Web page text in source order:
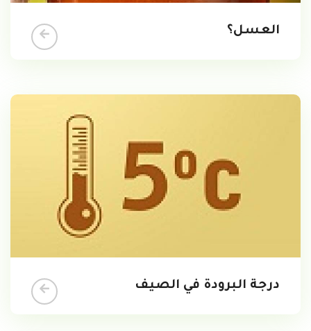
العسل؟
درجة البرودة في الصيف